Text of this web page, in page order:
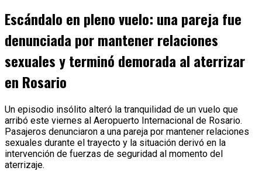
Escándalo en pleno vuelo: una pareja fue
denunciada por mantener relaciones
sexuales y terminó demorada al aterrizar
en Rosario
Un episodio insólito alteró la tranquilidad de un vuelo que
arribó este viernes al Aeropuerto Internacional de Rosario.
Pasajeros denunciaron a una pareja por mantener relaciones
sexuales durante el trayecto y la situación derivó en la
intervención de fuerzas de seguridad al momento del
aterrizaje.